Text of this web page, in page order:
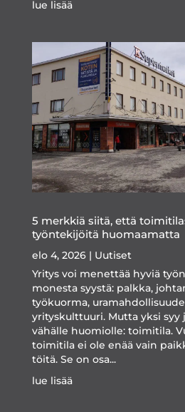
lue lisää
5 merkkiä siitä, että
työntekijöitä huomaamatta
elo 4, 2026| Uutiset
Yritys voi menettää hyviä
monesta syystä: palkka,
työkuorma,
yrityskulttuuri. Mutta yksi syy
vähälle huomiolle: toimitila.
toimitila ei ole enää vain
töitä. Se on osa...
lue lisää